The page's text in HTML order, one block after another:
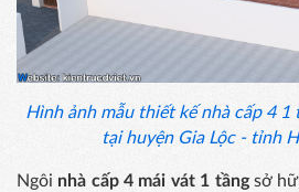
Hình ảnh mẫu thiết kế nhà cấp 4 1
tại huyện Gia Lộc - tỉnh
Ngôi nhà cấp 4 mái vát 1 tầngsở